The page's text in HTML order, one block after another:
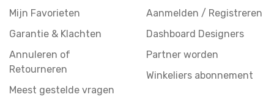
Mijn Favorieten
Garantie & Klachten
Annuleren of
Retourneren
Meest gestelde vragen
Aanmelden / Registreren
Dashboard Designers
Partner worden
Winkeliers abonnement